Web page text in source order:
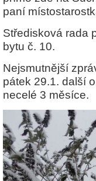
paní
Středisková rada
bytu č. 10.
Nejsmutnější
pátek 29.1. další
necelé 3 měsíce.